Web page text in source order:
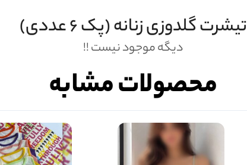
ثبـــــت‌دیدگاه
به‌عنوان کاربر
تیشرت گلدوزی زنانه (پک 6 عددی)
دیگه موجود نیست !!
محصولات مشابه